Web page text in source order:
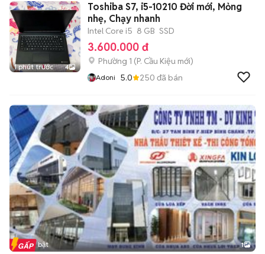
1 phút trước 4
Toshiba S7, i5-10210 Đời mới, Mỏng
nhẹ, Chạy nhanh
Intel Core i5 8 GB SSD
3.600.000 đ
Phường 1 (P. Cầu Kiệu mới)
Adoni 5.0 250 đã bán
Tin nổi bật 1